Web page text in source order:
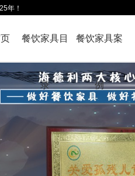
年！
餐饮家具目
录
餐饮家具案
例